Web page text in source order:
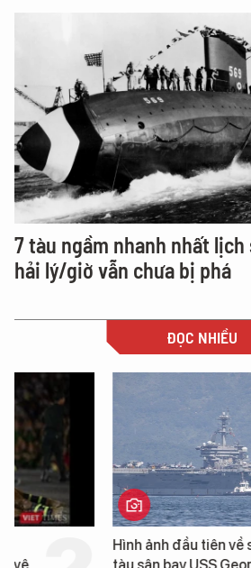
7 tàu ngầm nhanh nhất
hải lý/giờ vẫn chưa bị phá
ĐỌC NHIỀU
Hình ảnh đầu tiên về siêu